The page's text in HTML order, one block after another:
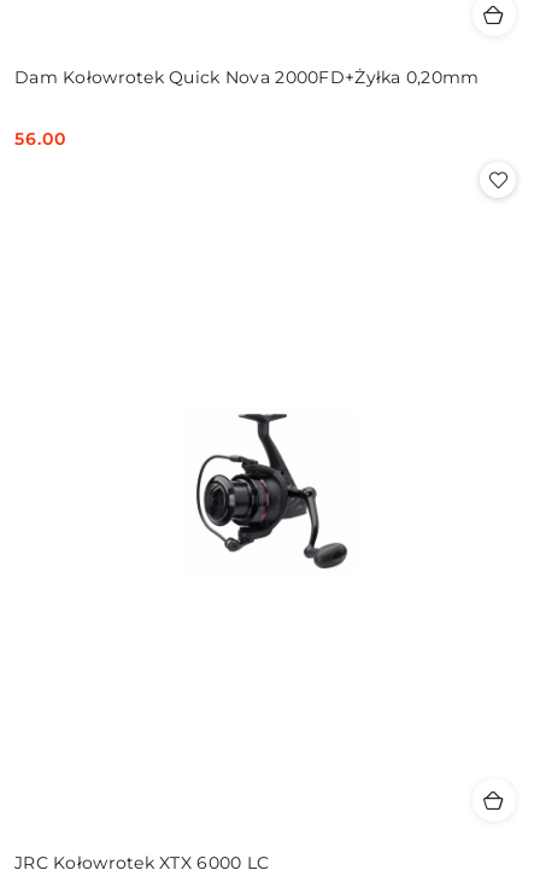
Dam Kołowrotek Quick Nova 2000FD+Żyłka 0,20mm
Cena:
56.00
JRC Kołowrotek XTX 6000 LC